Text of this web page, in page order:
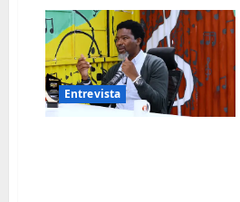
de
Moçambique
exigem
independência
financeira
e
reformas
profundas
Entrevista